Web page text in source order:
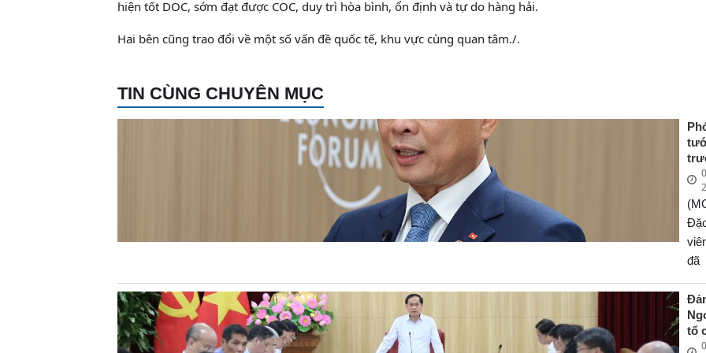
hiện tốt DOC, sớm đạt được COC, duy trì hòa bình, ổn định và tự do hàng hải.
Hai bên cũng trao đổi về một số vấn đề quốc tế, khu vực cùng quan tâm./.
TIN CÙNG CHUYÊN MỤC
về
đã
tổ